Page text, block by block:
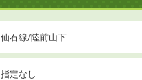
仙石線/陸前山下
指定なし